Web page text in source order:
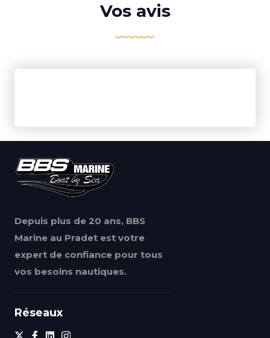
Vos avis
Depuis plus de 20 ans, BBS
Marine au Pradet est votre
expert de confiance pour tous
vos besoins nautiques.
Réseaux